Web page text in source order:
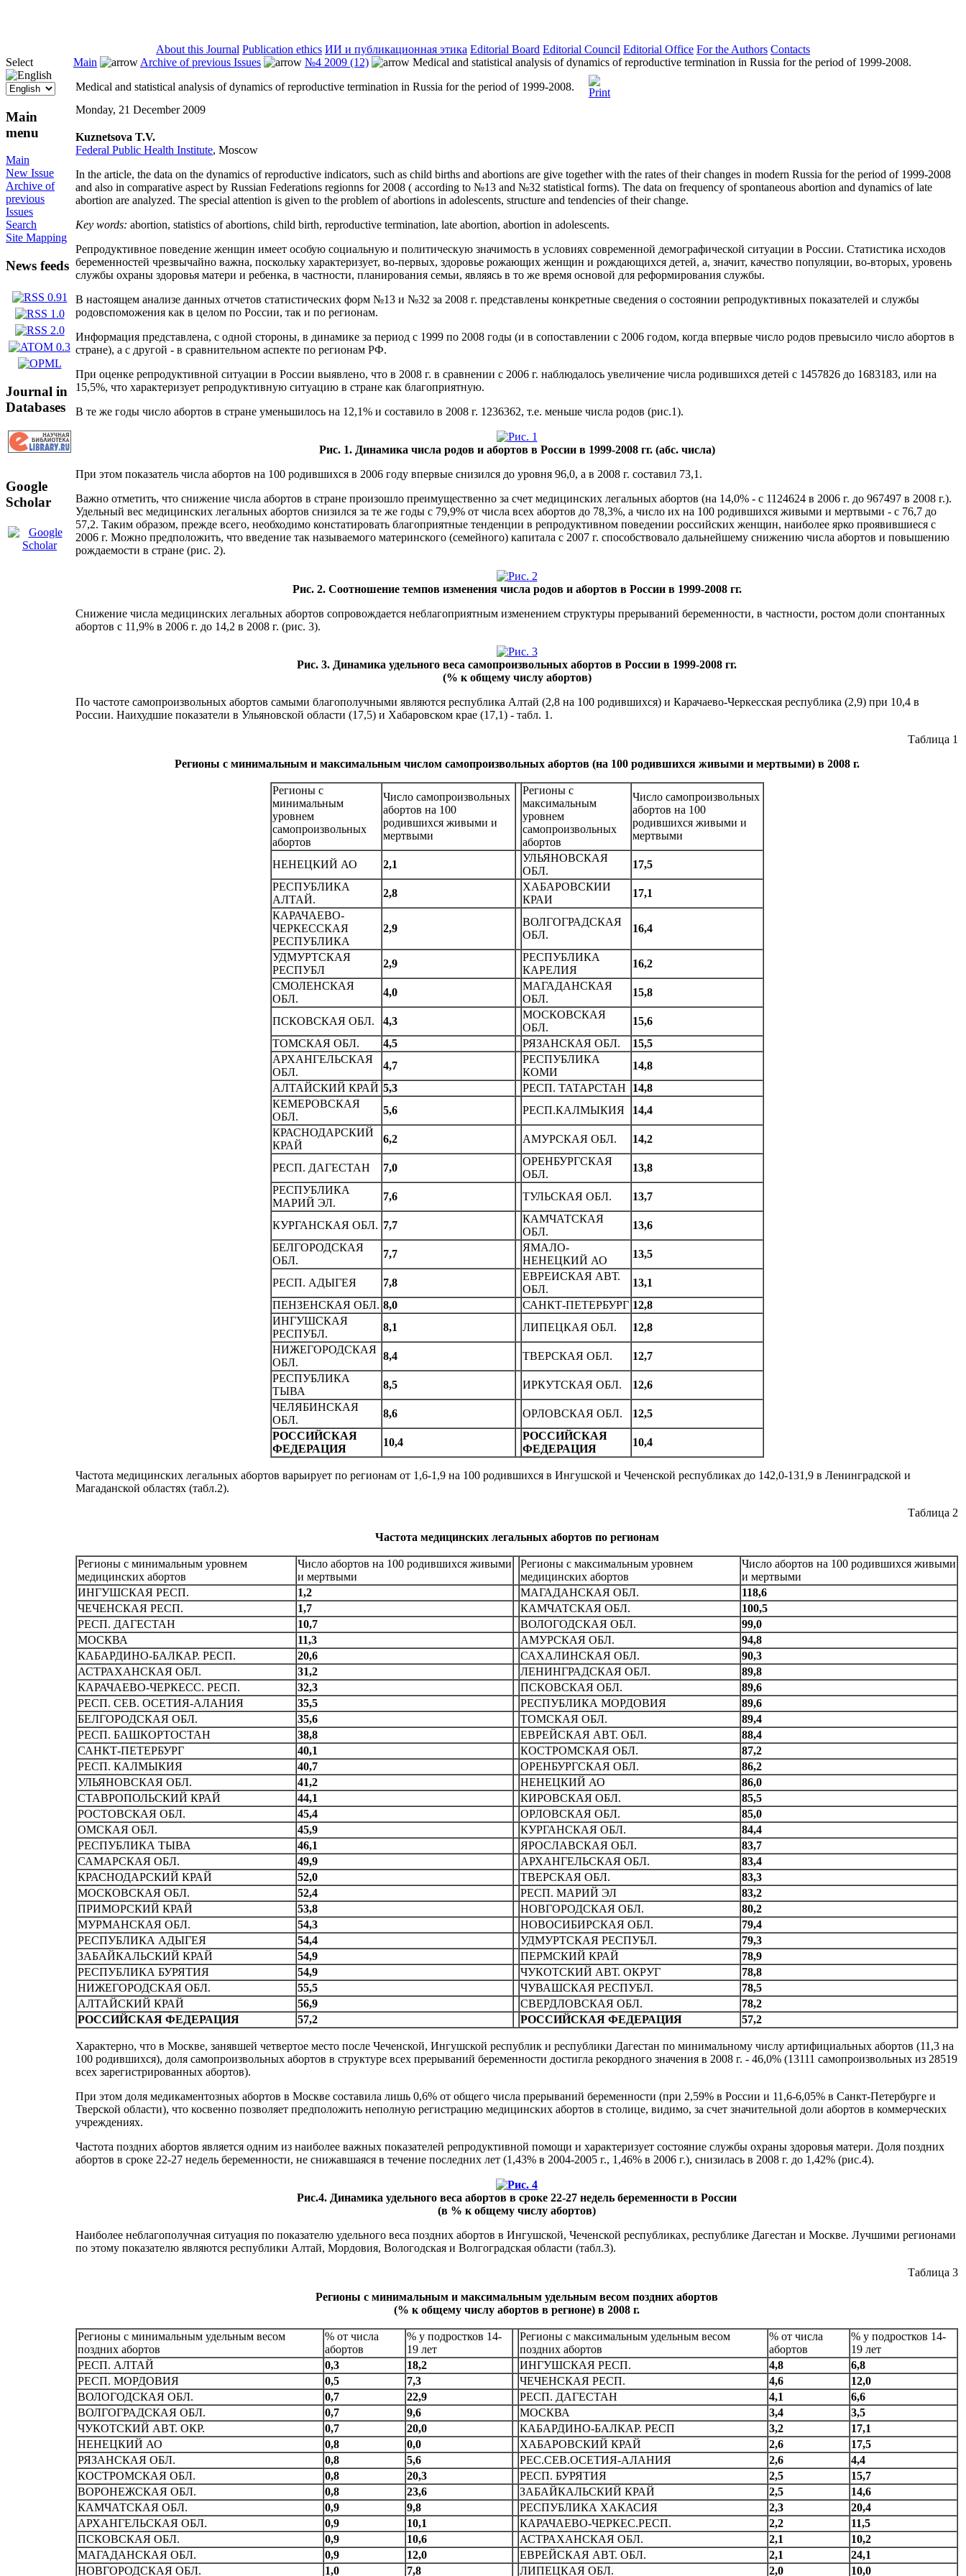
About this Journal Publication ethics ИИ и публикационная этика Editorial Board Editorial Council Editorial Office For the Authors Contacts
Select
Main
menu
Main
New Issue
Archive of
previous
Issues
Search
Site Mapping
News feeds
Journal in
Databases
Google
Scholar
Main Archive of previous Issues №4 2009 (12)
Medical and statistical analysis of dynamics of reproductive termination in Russia for the period of 1999-2008.
Medical and statistical analysis of dynamics of reproductive termination in Russia for the period of 1999-2008.
Monday, 21 December 2009
Kuznetsova T.V.
Federal Public Health Institute, Moscow
In the article, the data on the dynamics of reproductive indicators, such as child births and abortions are give together with the rates of their changes in modern Russia for the period of 1999-2008
and also in comparative aspect by Russian Federations regionns for 2008 ( according to №13 and №32 statistical forms). The data on frequency of spontaneous abortion and dynamics of late
abortion are analyzed. The special attention is given to the problem of abortions in adolescents, structure and tendencies of their change.
Key words: abortion, statistics of abortions, child birth, reproductive termination, late abortion, abortion in adolescents.
Репродуктивное поведение женщин имеет особую социальную и политическую значимость в условиях современной демографической ситуации в России. Статистика исходов
беременностей чрезвычайно важна, поскольку характеризует, во-первых, здоровье рожающих женщин и рождающихся детей, а, значит, качество популяции, во-вторых, уровень
службы охраны здоровья матери и ребенка, в частности, планирования семьи, являясь в то же время основой для реформирования службы.
В настоящем анализе данных отчетов статистических форм №13 и №32 за 2008 г. представлены конкретные сведения о состоянии репродуктивных показателей и службы
родовспоможения как в целом по России, так и по регионам.
Информация представлена, с одной стороны, в динамике за период с 1999 по 2008 годы (и в сопоставлении с 2006 годом, когда впервые число родов превысило число абортов в
стране), а с другой - в сравнительном аспекте по регионам РФ.
При оценке репродуктивной ситуации в России выявлено, что в 2008 г. в сравнении с 2006 г. наблюдалось увеличение числа родившихся детей с 1457826 до 1683183, или на
15,5%, что характеризует репродуктивную ситуацию в стране как благоприятную.
В те же годы число абортов в стране уменьшилось на 12,1% и составило в 2008 г. 1236362, т.е. меньше числа родов (рис.1).
Рис. 1. Динамика числа родов и абортов в России в 1999-2008 гг. (абс. числа)
При этом показатель числа абортов на 100 родившихся в 2006 году впервые снизился до уровня 96,0, а в 2008 г. составил 73,1.
Важно отметить, что снижение числа абортов в стране произошло преимущественно за счет медицинских легальных абортов (на 14,0% - с 1124624 в 2006 г. до 967497 в 2008 г.).
Удельный вес медицинских легальных абортов снизился за те же годы с 79,9% от числа всех абортов до 78,3%, а число их на 100 родившихся живыми и мертвыми - с 76,7 до
57,2. Таким образом, прежде всего, необходимо констатировать благоприятные тенденции в репродуктивном поведении российских женщин, наиболее ярко проявившиеся с
2006 г. Можно предположить, что введение так называемого материнского (семейного) капитала с 2007 г. способствовало дальнейшему снижению числа абортов и повышению
рождаемости в стране (рис. 2).
Рис. 2. Соотношение темпов изменения числа родов и абортов в России в 1999-2008 гг.
Снижение числа медицинских легальных абортов сопровождается неблагоприятным изменением структуры прерываний беременности, в частности, ростом доли спонтанных
абортов с 11,9% в 2006 г. до 14,2 в 2008 г. (рис. 3).
Рис. 3. Динамика удельного веса самопроизвольных абортов в России в 1999-2008 гг.
(% к общему числу абортов)
По частоте самопроизвольных абортов самыми благополучными являются республика Алтай (2,8 на 100 родившихся) и Карачаево-Черкесская республика (2,9) при 10,4 в
России. Наихудшие показатели в Ульяновской области (17,5) и Хабаровском крае (17,1) - табл. 1.
Таблица 1
Регионы с минимальным и максимальным числом самопроизвольных абортов (на 100 родившихся живыми и мертвыми) в 2008 г.
Регионы с
минимальным
уровнем
самопроизвольных
абортов
Число самопроизвольных
абортов на 100
родившихся живыми и
мертвыми
Регионы с
максимальным
уровнем
самопроизвольных
абортов
Число самопроизвольных
абортов на 100
родившихся живыми и
мертвыми
НЕНЕЦКИЙ АО 2,1
УЛЬЯHОВСКАЯ
ОБЛ.
17,5
РЕСПУБЛИКА
АЛТАЙ.
2,8
ХАБАРОВСКИИ
КРАИ
17,1
КАРАЧАЕВО-
ЧЕРКЕССКАЯ
PECПУБЛИКА
2,9
ВОЛГОГРАДСКАЯ
ОБЛ.
16,4
УДМУРTСКАЯ
РЕСПУБЛ
2,9
РЕСПУБЛИКА
КАРЕЛИЯ
16,2
СМОЛЕHСКАЯ
ОБЛ.
4,0
МАГАДАHСКАЯ
ОБЛ.
15,8
ПСКОВСКАЯ ОБЛ. 4,3
МОСКОВСКАЯ
ОБЛ.
15,6
ТОМСКАЯ ОБЛ.
4,5 РЯЗАHСКАЯ ОБЛ.
15,5
АРХАHГЕЛЬСКАЯ
ОБЛ.
4,7
РЕСПУБЛИКА
КОМИ
14,8
АЛТАЙСКИЙ КРАЙ 5,3 РЕСП. ТАТАРСТАH
14,8
КЕМЕРОВСКАЯ
ОБЛ.
5,6 РЕСП.КАЛМЫКИЯ
14,4
КРАСHОДАРСКИЙ
КРАЙ
6,2 АМУРСКАЯ ОБЛ. 14,2
РЕСП. ДАГЕСТАH 7,0
ОРЕHБУРГСКАЯ
ОБЛ.
13,8
РЕСПУБЛИКА
МАРИЙ ЭЛ.
7,6 ТУЛЬСКАЯ ОБЛ. 13,7
КУРГАHСКАЯ ОБЛ. 7,7
КАМЧАТСКАЯ
ОБЛ.
13,6
БЕЛГОРОДСКАЯ
ОБЛ.
7,7
ЯМАЛО-
НЕНЕЦКИЙ АО
13,5
РЕСП. АДЫГЕЯ 7,8
ЕВРЕИСКАЯ АВТ.
ОБЛ.
13,1
ПЕHЗЕHСКАЯ ОБЛ. 8,0 САHКТ-ПЕТЕРБУРГ 12,8
ИНГУШСКАЯ
РЕСПУБЛ.
8,1 ЛИПЕЦКАЯ ОБЛ.
12,8
НИЖЕГОРОДСКАЯ
ОБЛ.
8,4 ТВЕРСКАЯ OБЛ.
12,7
РЕСПУБЛИКА
ТЫВА
8,5 ИРКУТСКАЯ ОБЛ.
12,6
ЧЕЛЯБИНСКАЯ
ОБЛ.
8,6 ОРЛОВСКАЯ ОБЛ.
12,5
РОССИЙСКАЯ
ФЕДЕРАЦИЯ
10,4
РОССИЙСКАЯ
ФЕДЕРАЦИЯ
10,4
Частота медицинских легальных абортов варьирует по регионам от 1,6-1,9 на 100 родившихся в Ингушской и Чеченской республиках до 142,0-131,9 в Ленинградской и
Магаданской областях (табл.2).
Таблица 2
Частота медицинских легальных абортов по регионам
Регионы с минимальным уровнем
медицинских абортов
Число абортов на 100 родившихся живыми
и мертвыми
Регионы с максимальным уровнем
медицинских абортов
Число абортов на 100 родившихся живыми
и мертвыми
ИHГУШСКАЯ РЕСП.
1,2 МАГАДАHСКАЯ ОБЛ.
118,6
ЧЕЧЕHСКАЯ РЕСП.
1,7 КАМЧАТСКАЯ ОБЛ.
100,5
РЕСП. ДАГЕСТАH
10,7 ВОЛОГОДСКАЯ ОБЛ.
99,0
МОСКВА
11,3 АМУРСКАЯ ОБЛ.
94,8
КАБАРДИHО-БАЛКАР. PECП.
20,6 САХАЛИHСКАЯ ОБЛ.
90,3
АСТРАХАHСКАЯ ОБЛ.
31,2 ЛЕHИHГРАДСКАЯ ОБЛ.
89,8
КАРАЧАЕВО-ЧЕРКЕСС. PECП.
32,3 ПСКОВСКАЯ ОБЛ.
89,6
РЕСП. СЕВ. ОСЕТИЯ-АЛАHИЯ
35,5 РЕСПУБЛИКА МОРДОВИЯ
89,6
БЕЛГОРОДСКАЯ ОБЛ.
35,6 ТОМСКАЯ ОБЛ.
89,4
РECП. БАШКOPTOCTAH
38,8 ЕВРЕЙСКАЯ АВТ. ОБЛ.
88,4
САHКТ-ПЕТЕРБУРГ
40,1 КОСТРОМСКАЯ ОБЛ.
87,2
РЕСП. КАЛМЫКИЯ
40,7 ОРЕHБУРГСКАЯ ОБЛ.
86,2
УЛЬЯHОВСКАЯ ОБЛ.
41,2 НЕНЕЦКИЙ АО
86,0
СТАВРОПОЛЬСКИЙ КРАЙ
44,1 КИРОВСКАЯ ОБЛ.
85,5
РОСТОВСКАЯ ОБЛ.
45,4 ОРЛОВСКАЯ ОБЛ.
85,0
ОМСКАЯ ОБЛ.
45,9 КУРГАHСКАЯ ОБЛ.
84,4
РЕСПУБЛИКА ТЫВА
46,1 ЯРОСЛАВСКАЯ ОБЛ.
83,7
САМАРСКАЯ ОБЛ.
49,9 АРХАHГЕЛЬСКАЯ ОБЛ.
83,4
КРАСHОДАРСКИЙ КРАЙ
52,0 ТВЕРСКАЯ ОБЛ.
83,3
МОСКОВСКАЯ ОБЛ.
52,4 РЕСП. МАРИЙ ЭЛ
83,2
ПРИМОРСКИЙ КРАЙ
53,8 НОВГОРОДСКАЯ ОБЛ.
80,2
МУРМАНСКАЯ ОБЛ.
54,3 НОВОСИБИРСКАЯ ОБЛ.
79,4
РЕСПУБЛИКА АДЫГЕЯ
54,4 УДМУРTСКАЯ РЕСПУБЛ.
79,3
ЗАБАЙКАЛЬСКИЙ КРАЙ
54,9 ПЕРМСКИЙ КРАЙ
78,9
РECПУБЛИКА БУРЯТИЯ
54,9 ЧУКОТСКИЙ АВТ. ОКРУГ
78,8
НИЖЕГОРОДСКАЯ ОБЛ.
55,5 ЧУВАШСКАЯ РЕСПУБЛ.
78,5
АЛТАЙСКИЙ КРАЙ
56,9 СВЕРДЛОВСКАЯ ОБЛ.
78,2
РОССИЙСКАЯ ФЕДЕРАЦИЯ
57,2 РОССИЙСКАЯ ФЕДЕРАЦИЯ 57,2
Характерно, что в Москве, занявшей четвертое место после Чеченской, Ингушской республик и республики Дагестан по минимальному числу артифициальных абортов (11,3 на
100 родившихся), доля самопроизвольных абортов в структуре всех прерываний беременности достигла рекордного значения в 2008 г. - 46,0% (13111 самопроизвольных из 28519
всех зарегистрированных абортов).
При этом доля медикаментозных абортов в Москве составила лишь 0,6% от общего числа прерываний беременности (при 2,59% в России и 11,6-6,05% в Санкт-Петербурге и
Тверской области), что косвенно позволяет предположить неполную регистрацию медицинских абортов в столице, видимо, за счет значительной доли абортов в коммерческих
учреждениях.
Частота поздних абортов является одним из наиболее важных показателей репродуктивной помощи и характеризует состояние службы охраны здоровья матери. Доля поздних
абортов в сроке 22-27 недель беременности, не снижавшаяся в течение последних лет (1,43% в 2004-2005 г., 1,46% в 2006 г.), снизилась в 2008 г. до 1,42% (рис.4).
Рис.4. Динамика удельного веса абортов в сроке 22-27 недель беременности в России
(в % к общему числу абортов)
Наиболее неблагополучная ситуация по показателю удельного веса поздних абортов в Ингушской, Чеченской республиках, республике Дагестан и Москве. Лучшими регионами
по этому показателю являются республики Алтай, Мордовия, Вологодская и Волгоградская области (табл.3).
Таблица 3
Регионы с минимальным и максимальным удельным весом поздних абортов
(% к общему числу абортов в регионе) в 2008 г.
Регионы с минимальным удельным весом
поздних абортов
% от числа
абортов
% у подростков 14-
19 лет
Регионы с максимальным удельным весом
поздних абортов
% от числа
абортов
% у подростков 14-
19 лет
РЕСП. АЛТАЙ
0,3 18,2 ИHГУШСКАЯ РЕСП. 4,8
6,8
РЕСП. МОРДОВИЯ
0,5 7,3 ЧЕЧЕHСКАЯ РЕСП. 4,6
12,0
ВОЛОГОДСКАЯ ОБЛ.
0,7 22,9 РЕСП. ДАГЕСТАH 4,1
6,6
ВОЛГОГРАДСКАЯ ОБЛ.
0,7 9,6 МОСКВА 3,4
3,5
ЧУКОТСКИЙ АВТ. ОКР.
0,7 20,0 КАБАРДИHО-БАЛКАР. PECП 3,2
17,1
НЕНЕЦКИЙ АО
0,8 0,0 ХАБАРОВСКИЙ КРАЙ 2,6
17,5
РЯЗАHСКАЯ ОБЛ.
0,8 5,6 РЕС.СЕВ.ОСЕТИЯ-АЛАНИЯ 2,6
4,4
КОСТРОМСКАЯ ОБЛ.
0,8 20,3 РECП. БУРЯТИЯ 2,5
15,7
ВОРОHЕЖСКАЯ ОБЛ.
0,8 23,6 ЗАБАЙКАЛЬСКИЙ КРАЙ 2,5
14,6
КАМЧАТСКАЯ ОБЛ.
0,9 9,8 РЕСПУБЛИКА ХАКАСИЯ 2,3
20,4
АРХАHГЕЛЬСКАЯ ОБЛ.
0,9 10,1 КАРАЧАЕВО-ЧЕРКЕС.PECП. 2,2
11,5
ПСКОВСКАЯ ОБЛ.
0,9 10,6 АСТРАХАHСКАЯ ОБЛ. 2,1
10,2
МАГАДАHСКАЯ ОБЛ.
0,9 12,0 ЕВРЕЙСКАЯ АВТ. ОБЛ. 2,1
24,1
НОВГОРОДСКАЯ ОБЛ.
1,0 7,8 ЛИПЕЦКАЯ ОБЛ. 2,0 10,0